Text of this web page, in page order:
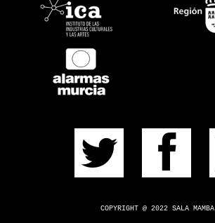
COPYRIGHT @ 2022 SALA MAMBA